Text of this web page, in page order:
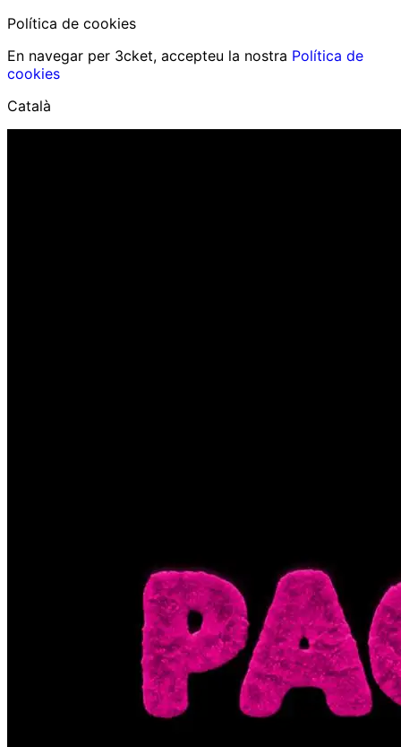
Política de cookies
En navegar per 3cket, accepteu la nostra Política de
cookies
Català